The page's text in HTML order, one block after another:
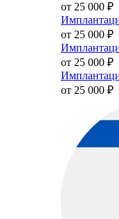
от 25 000 ₽
от 25 000 ₽
от 25 000 ₽
от 25 000 ₽